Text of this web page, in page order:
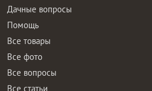
Дачные вопросы
Помощь
Все товары
Все фото
Все вопросы
Все статьи